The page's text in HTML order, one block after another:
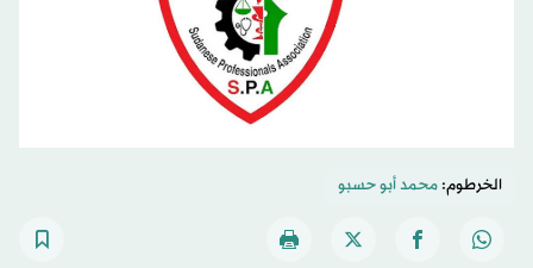
الخرطوم:محمد أبو حسبو